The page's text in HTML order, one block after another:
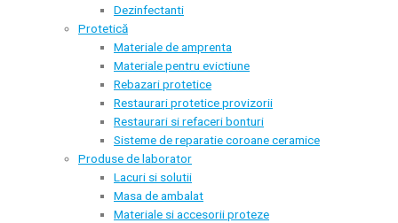
Dezinfectanti
Protetică
Materiale de amprenta
Materiale pentru evictiune
Rebazari protetice
Restaurari protetice provizorii
Restaurari si refaceri bonturi
Sisteme de reparatie coroane ceramice
Produse de laborator
Lacuri si solutii
Masa de ambalat
Materiale si accesorii proteze